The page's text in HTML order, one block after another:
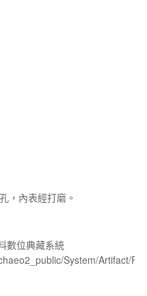
，內表經打磨。
數位典藏系統
System/Artifact/